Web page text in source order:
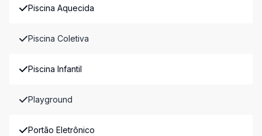
Piscina Aquecida
Piscina Coletiva
Piscina Infantil
Playground
Portão Eletrônico